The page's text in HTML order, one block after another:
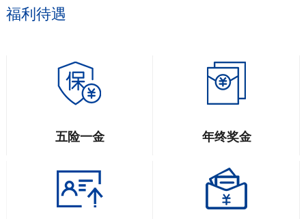
福利待遇
五险一金 年终奖金